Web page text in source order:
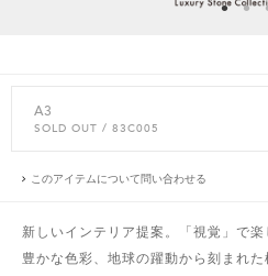
A3
SOLD OUT / 83C005
このアイテムについて問い合わせる
新しいインテリア提案。「視覚」で楽
豊かな色彩、地球の躍動から刻まれ